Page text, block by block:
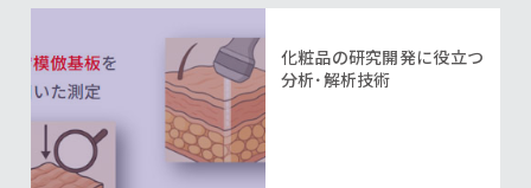
化粧品の研究開発に役立つ
分析･解析技術